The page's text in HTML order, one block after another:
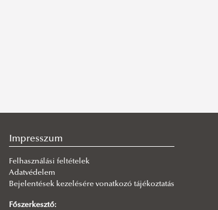
Impresszum
Felhasználási feltételek
Adatvédelem
Bejelentések kezelésére vonatkozó tájékoztatás
Főszerkesztő: